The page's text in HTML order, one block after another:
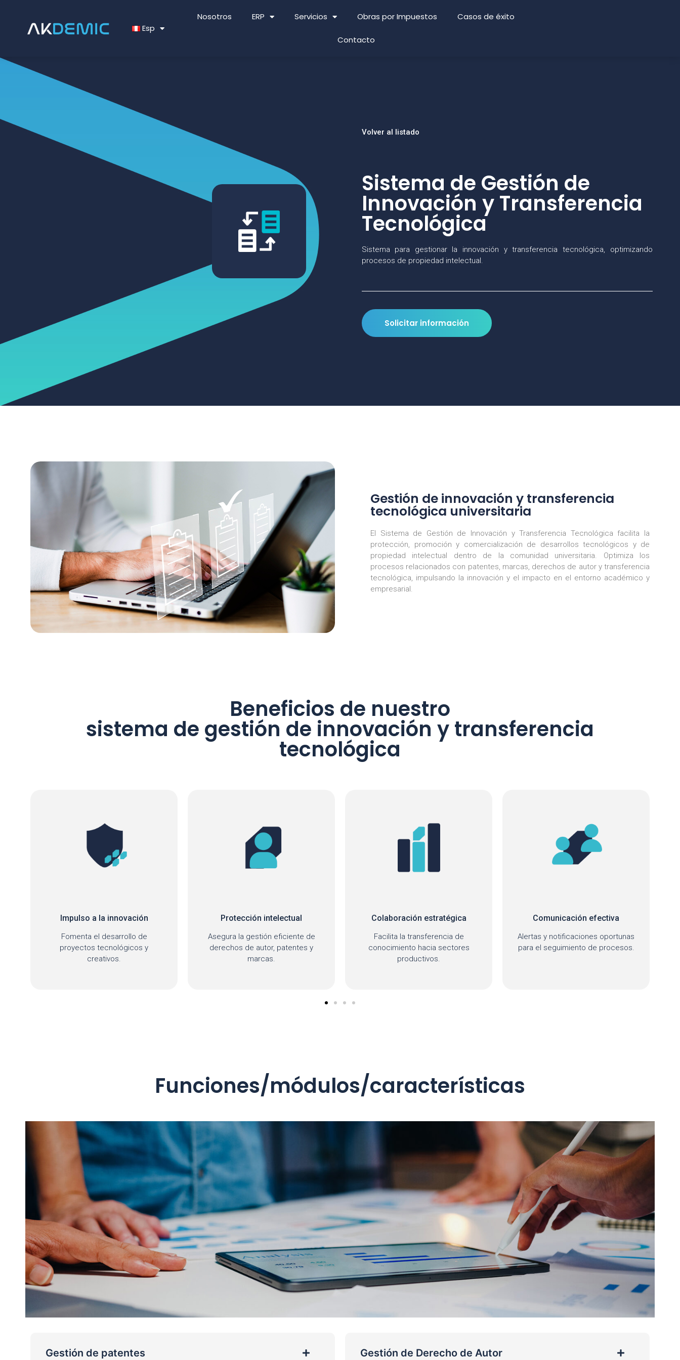
Esp
Nosotros ERP Servicios Obras por Impuestos Casos de éxito
Contacto
Volver al listado
Sistema de Gestión de
Innovación y Transferencia
Tecnológica
Sistema para gestionar la innovación y transferencia tecnológica, optimizando
procesos de propiedad intelectual.
Solicitar información
Gestión de innovación y transferencia
tecnológica universitaria
El Sistema de Gestión de Innovación y Transferencia Tecnológica facilita la
protección, promoción y comercialización de desarrollos tecnológicos y de
propiedad intelectual dentro de la comunidad universitaria. Optimiza los
procesos relacionados con patentes, marcas, derechos de autor y transferencia
tecnológica, impulsando la innovación y el impacto en el entorno académico y
empresarial.
Beneficios de nuestro
sistema de gestión de innovación y transferencia
tecnológica
Protección intelectual
Asegura la gestión eficiente de
derechos de autor, patentes y
marcas.
Colaboración estratégica
Facilita la transferencia de
conocimiento hacia sectores
productivos.
Comunicación efectiva
Alertas y notificaciones oportunas
para el seguimiento de procesos.
Impulso a la innovación
Fomenta el desarrollo de
proyectos tecnológicos y
Funciones/módulos/características
Gestión de patentes Gestión de Derecho de Autor